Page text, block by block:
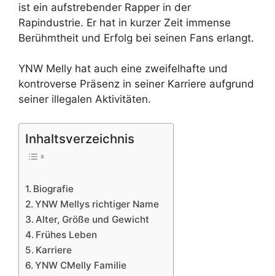
ist ein aufstrebender Rapper in der
Rapindustrie. Er hat in kurzer Zeit immense
Berühmtheit und Erfolg bei seinen Fans erlangt.
YNW Melly hat auch eine zweifelhafte und
kontroverse Präsenz in seiner Karriere aufgrund
seiner illegalen Aktivitäten.
Inhaltsverzeichnis
Biografie
YNW Mellys richtiger Name
Alter, Größe und Gewicht
Frühes Leben
Karriere
YNW CMelly Familie